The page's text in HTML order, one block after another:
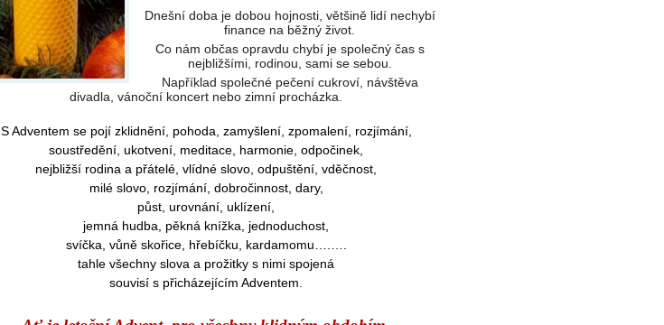
Dnešní doba je dobou hojnosti, většině lidí nechybí
finance na běžný život.
Co nám občas opravdu chybí je společný čas s
nejbližšími, rodinou, sami se sebou.
Například společné pečení cukroví, návštěva
divadla, vánoční koncert nebo zimní procházka.
S Adventem se pojí zklidnění, pohoda, zamyšlení, zpomalení, rozjímání,
soustředění, ukotvení, meditace, harmonie, odpočinek,
nejbližší rodina a přátelé, vlídné slovo, odpuštění, vděčnost,
milé slovo, rozjímání, dobročinnost, dary,
půst, urovnání, uklízení,
jemná hudba, pěkná knížka, jednoduchost,
svíčka, vůně skořice, hřebíčku, kardamomu….….
tahle všechny slova a prožitky s nimi spojená
souvisí s přicházejícím Adventem.